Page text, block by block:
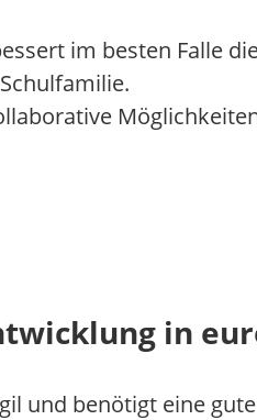
im besten Falle
in
und benötigt eine